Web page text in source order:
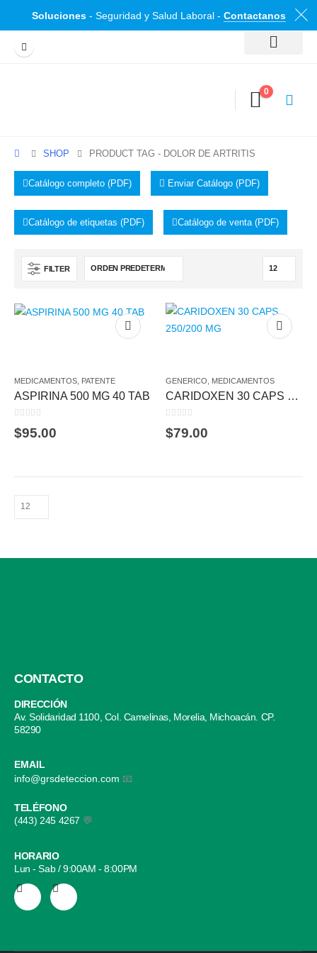
Soluciones- Seguridad y Salud Laboral - Contactanos
0
SHOP PRODUCT TAG - DOLOR DE ARTRITIS
Catálogo completo (PDF) Enviar Catálogo (PDF)
Catálogo de etiquetas (PDF) Catálogo de venta (PDF)
FILTER
MEDICAMENTOS PATENTE
ASPIRINA 500 MG 40 TAB
0
$95.00
GENERICO MEDICAMENTOS
CARIDOXEN 30 CAPS 250/200 MG
0
$79.00
CONTACTO
DIRECCIÓN
Av. Solidaridad 1100, Col. Camelinas, Morelia, Michoacán. CP.
58290
EMAIL
info@grsdeteccion.com 📧
TELÉFONO
(443) 245 4267 💬
HORARIO
Lun - Sab / 9:00AM - 8:00PM